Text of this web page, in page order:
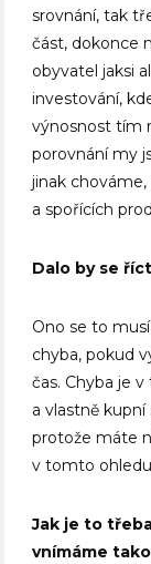
srovnání, tak
část, dokonce
obyvatel jaksi
investování,
výnosnost tím
porovnání my
jinak
a spořících
Dalo by se
Ono se to
chyba, pokud
čas. Chyba je
a vlastně kupní
protože máte
v tomto
Jak je to
vnímáme